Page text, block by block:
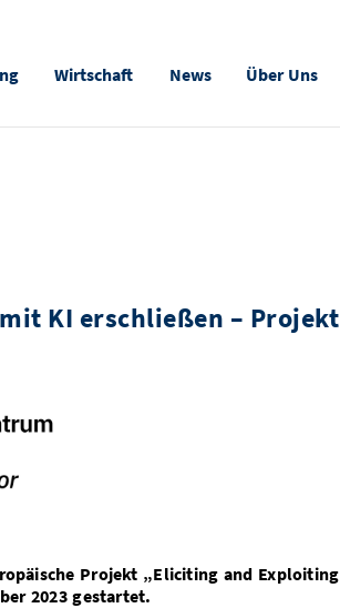
Wirtschaft News Über Uns
KI erschließen – Projekt
Projekt „Eliciting and Exploiting
2023 gestartet.